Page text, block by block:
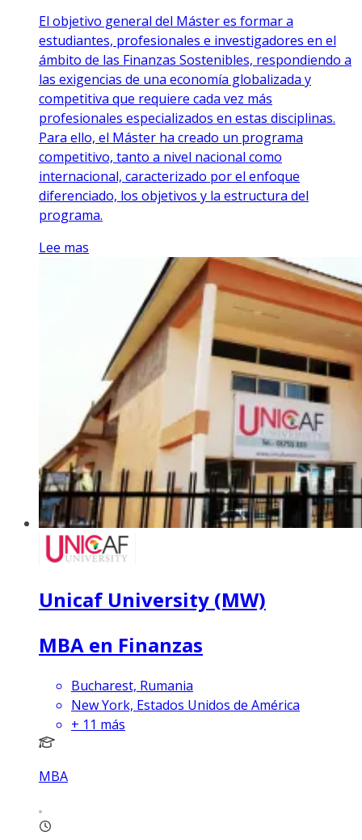
El objetivo general del Máster es formar a
estudiantes, profesionales e investigadores en el
ámbito de las Finanzas Sostenibles, respondiendo a
las exigencias de una economía globalizada y
competitiva que requiere cada vez más
profesionales especializados en estas disciplinas.
Para ello, el Máster ha creado un programa
competitivo, tanto a nivel nacional como
internacional, caracterizado por el enfoque
diferenciado, los objetivos y la estructura del
programa.
Lee mas
Unicaf University (MW)
MBA en Finanzas
Bucharest, Rumania
New York, Estados Unidos de América
+ 11 más
MBA